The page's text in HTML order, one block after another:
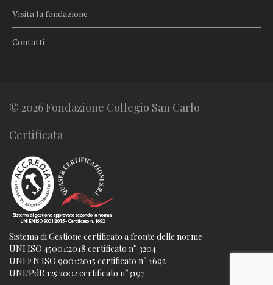
Visita la fondazione
Contatti
© 2026 Fondazione Collegio San Carlo
Certificata
Sistema di Gestione certificato a fronte delle norme
UNI ISO 45001:2018 certificato n° 3204
UNI EN ISO 9001:2015 certificato n° 1692
UNI/PdR 125:2002 certificato n°3197